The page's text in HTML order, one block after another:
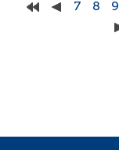
7 8 9